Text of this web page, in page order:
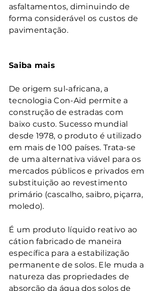
asfaltamentos, diminuindo de
forma considerável os custos de
pavimentação.
Saiba mais
De origem sul-africana, a
tecnologia Con-Aid permite a
construção de estradas com
baixo custo. Sucesso mundial
desde 1978, o produto é utilizado
em mais de 100 países. Trata-se
de uma alternativa viável para os
mercados públicos e privados em
substituição ao revestimento
primário (cascalho, saibro, piçarra,
moledo).
É um produto líquido reativo ao
cátion fabricado de maneira
específica para a estabilização
permanente de solos. Ele muda a
natureza das propriedades de
absorção da água dos solos de